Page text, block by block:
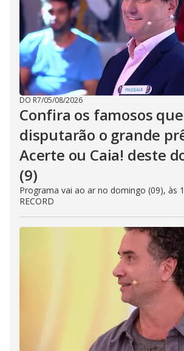
DO R7/05/08/2026
Confira os famosos que
disputarão o grande
Acerte ou Caia! deste
(9)
Programa vai ao ar no domingo (09), às
RECORD